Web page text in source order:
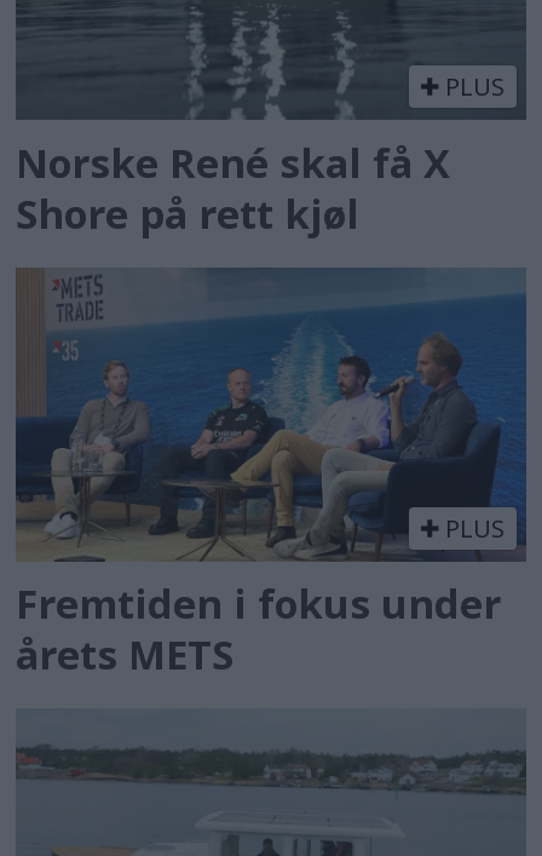
PLUS
Norske René skal få X
Shore på rett kjøl
PLUS
Fremtiden i fokus under
årets METS